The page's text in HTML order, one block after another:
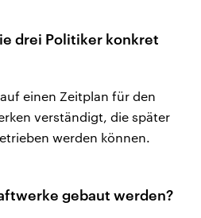
drei Politiker konkret
einen Zeitplan für den
verständigt, die später
werden können.
gebaut werden?